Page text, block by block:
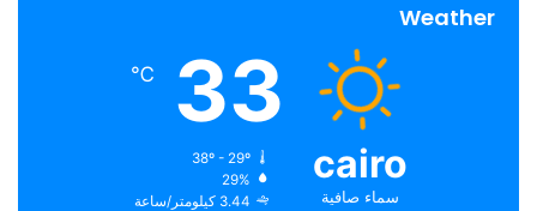
Weather
cairo
سماء صافية
33
℃
38º - 29º
29%
3.44 كيلومتر/ساعة